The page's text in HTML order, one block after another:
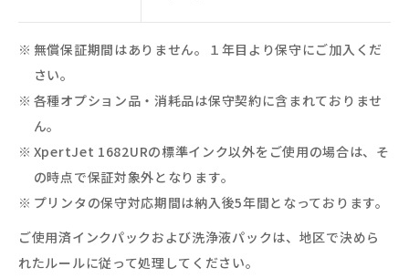
無償保証期間はありません。１年目より保守にご加入くだ
さい。
各種オプション品・消耗品は保守契約に含まれておりませ
ん。
XpertJet 1682URの標準インク以外をご使用の場合は、そ
の時点で保証対象外となります。
プリンタの保守対応期間は納入後5年間となっております。
ご使用済インクパックおよび洗浄液パックは、地区で決めら
れたルールに従って処理してください。